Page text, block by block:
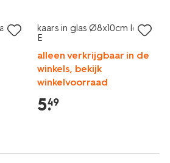
kaars in glas Ø8x10cm letter
E
alleen verkrijgbaar in de
winkels, bekijk
winkelvoorraad
5.
49